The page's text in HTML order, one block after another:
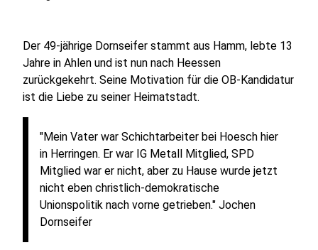
Der 49-jährige Dornseifer stammt aus Hamm, lebte 13
Jahre in Ahlen und ist nun nach Heessen
zurückgekehrt. Seine Motivation für die OB-Kandidatur
ist die Liebe zu seiner Heimatstadt.
"Mein Vater war Schichtarbeiter bei Hoesch hier
in Herringen. Er war IG Metall Mitglied, SPD
Mitglied war er nicht, aber zu Hause wurde jetzt
nicht eben christlich-demokratische
Unionspolitik nach vorne getrieben." Jochen
Dornseifer